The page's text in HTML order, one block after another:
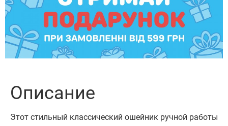
Описание
Этот стильный классический ошейник ручной работы